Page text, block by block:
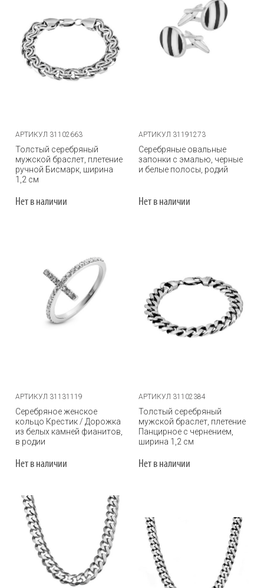
АРТИКУЛ 31102663
Толстый серебряный
мужской браслет, плетение
ручной Бисмарк, ширина
1,2 см
Нет в наличии
АРТИКУЛ 31191273
Серебряные овальные
запонки с эмалью, черные
и белые полосы, родий
Нет в наличии
АРТИКУЛ 31131119
Серебряное женское
кольцо Крестик / Дорожка
из белых камней фианитов,
в родии
Нет в наличии
АРТИКУЛ 31102384
Толстый серебряный
мужской браслет, плетение
Панцирное с чернением,
ширина 1,2 см
Нет в наличии